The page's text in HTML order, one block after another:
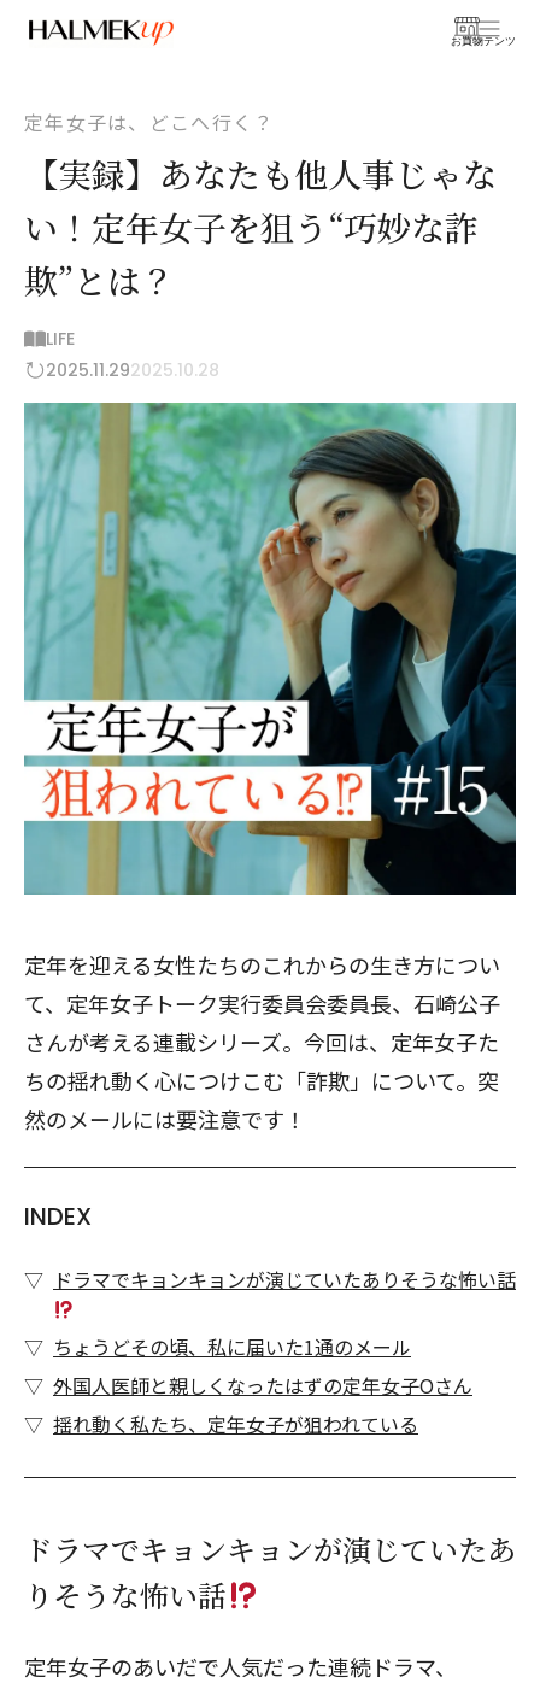
お買物
コンテンツ
定年女子は、どこへ行く？
【実録】あなたも他人事じゃな
い！定年女子を狙う“巧妙な詐
欺”とは？
LIFE
2025.11.292025.10.28
定年を迎える女性たちのこれからの生き方につい
て、定年女子トーク実行委員会委員長、石崎公子
さんが考える連載シリーズ。今回は、定年女子た
ちの揺れ動く心につけこむ「詐欺」について。突
然のメールには要注意です！
INDEX
ドラマでキョンキョンが演じていたありそうな怖い話
ちょうどその頃、私に届いた1通のメール
外国人医師と親しくなったはずの定年女子Oさん
揺れ動く私たち、定年女子が狙われている
ドラマでキョンキョンが演じていたあ
りそうな怖い話
定年女子のあいだで人気だった連続ドラマ、